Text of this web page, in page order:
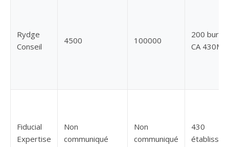
Rydge
Conseil
4500 100000
200
CA 430M€
Fiducial
Expertise
Non
communiqué
Non
communiqué
430